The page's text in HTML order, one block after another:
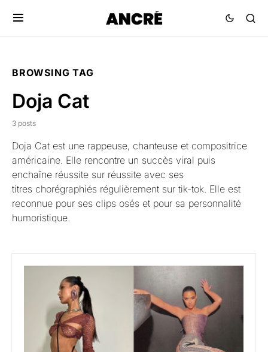
BROWSING TAG
Doja Cat
3 posts
Doja Cat est une rappeuse, chanteuse et compositrice
américaine. Elle rencontre un succès viral puis
enchaîne réussite sur réussite avec ses
titres chorégraphiés régulièrement sur tik-tok. Elle est
reconnue pour ses clips osés et pour sa personnalité
humoristique.